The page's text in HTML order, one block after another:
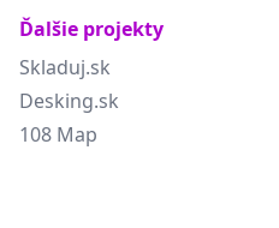
Ďalšie projekty
Skladuj.sk
Desking.sk
108 Map